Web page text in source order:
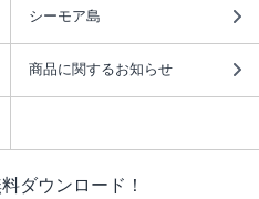
シーモア島
商品に関するお知らせ
ダウンロード！